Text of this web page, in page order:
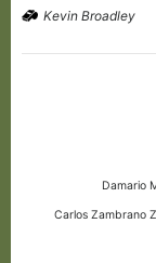
Kevin Broadley
Damario
Carlos Zambrano